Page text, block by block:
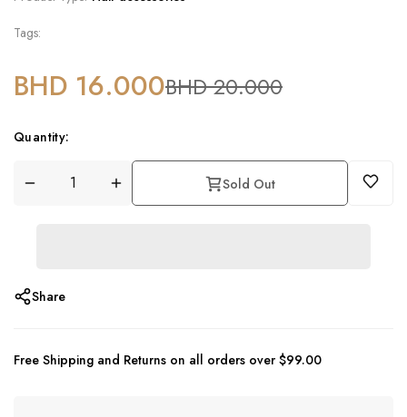
Tags:
BHD 16.000BHD 20.000
Quantity:
Sold Out
Share
Free Shipping and Returns on all orders over $99.00